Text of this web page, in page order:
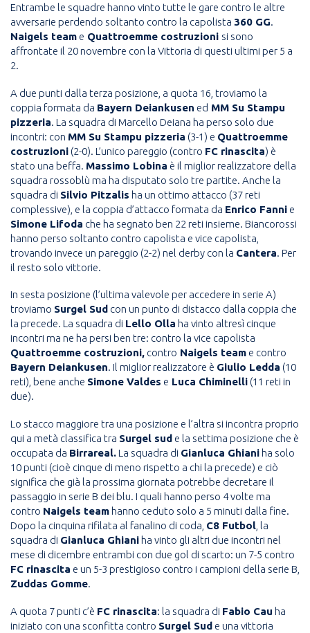
Entrambe le squadre hanno vinto tutte le gare contro le altre
avversarie perdendo soltanto contro la capolista 360 GG.
Naigels team e Quattroemme costruzioni si sono
affrontate il 20 novembre con la Vittoria di questi ultimi per 5 a
2.
A due punti dalla terza posizione, a quota 16, troviamo la
coppia formata da Bayern Deiankusen ed MM Su Stampu
pizzeria. La squadra di Marcello Deiana ha perso solo due
incontri: con MM Su Stampu pizzeria (3-1) e Quattroemme
costruzioni (2-0). L’unico pareggio (contro FC rinascita) è
stato una beffa. Massimo Lobina è il miglior realizzatore della
squadra rossoblù ma ha disputato solo tre partite. Anche la
squadra di Silvio Pitzalis ha un ottimo attacco (37 reti
complessive), e la coppia d’attacco formata da Enrico Fanni e
Simone Lifoda che ha segnato ben 22 reti insieme. Biancorossi
hanno perso soltanto contro capolista e vice capolista,
trovando invece un pareggio (2-2) nel derby con la Cantera. Per
il resto solo vittorie.
In sesta posizione (l’ultima valevole per accedere in serie A)
troviamo Surgel Sud con un punto di distacco dalla coppia che
la precede. La squadra di Lello Olla ha vinto altresì cinque
incontri ma ne ha persi ben tre: contro la vice capolista
Quattroemme costruzioni, contro Naigels team e contro
Bayern Deiankusen. Il miglior realizzatore è Giulio Ledda (10
reti), bene anche Simone Valdes e Luca Chiminelli (11 reti in
due).
Lo stacco maggiore tra una posizione e l’altra si incontra proprio
qui a metà classifica tra Surgel sud e la settima posizione che è
occupata da Birrareal.La squadra di Gianluca Ghiani ha solo
10 punti (cioè cinque di meno rispetto a chi la precede) e ciò
significa che già la prossima giornata potrebbe decretare il
passaggio in serie B dei blu. I quali hanno perso 4 volte ma
contro Naigels team hanno ceduto solo a 5 minuti dalla fine.
Dopo la cinquina rifilata al fanalino di coda, C8 Futbol , la
squadra di Gianluca Ghiani ha vinto gli altri due incontri nel
mese di dicembre entrambi con due gol di scarto: un 7-5 contro
FC rinascita e un 5-3 prestigioso contro i campioni della serie B,
Zuddas Gomme.
A quota 7 punti c’è FC rinascita: la squadra di Fabio Cau ha
iniziato con una sconfitta contro Surgel Sud e una vittoria